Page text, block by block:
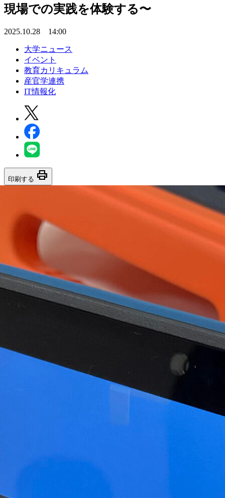
現場での実践を体験する〜
2025.10.28 14:00
大学ニュース
イベント
教育カリキュラム
産官学連携
IT情報化
印刷する print